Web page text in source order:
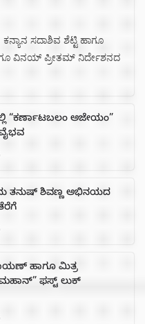
ಸದಾಶಿವ ಶೆಟ್ಟಿ ಹಾಗೂ
ವಿನಯ್ ಪ್ರೀತಮ್ ನಿರ್ದೇಶನದ
“ಕರ್ಣಾಟಬಲಂ ಅಜೇಯಂ”
ತನುಷ್ ಶಿವಣ್ಣ ಅಭಿನಯದ
ಹಾಗೂ ಮಿತ್ರ
ಫಸ್ಟ್ ಲುಕ್